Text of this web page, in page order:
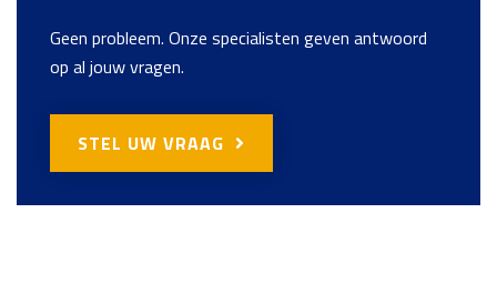
Geen probleem. Onze specialisten geven antwoord
op al jouw vragen.
STEL UW VRAAG